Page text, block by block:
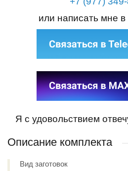
или написать мне
Я с удовольствием
Описание комплекта
Вид заготовок